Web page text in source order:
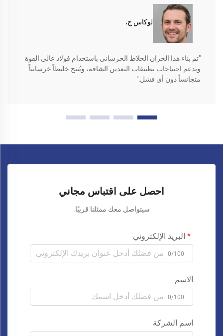
لوكاس ج.
"تم بناء هذا الخزان الخلاط الخرساني باستخدام فولاذ عالي القوة
ويدعم احتياجات تطبيقات التعدين الشاقة، ويُنتج خليطاً خرسانياً
متجانساً دون أي فشل."
احصل على اقتباس مجاني
سيتواصل معك ممثلنا قريبًا.
البريد الإلكتروني
0/100
الاسم
0/100
اسم الشركة